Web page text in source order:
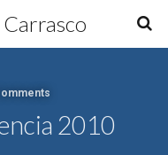
Carrasco
2010